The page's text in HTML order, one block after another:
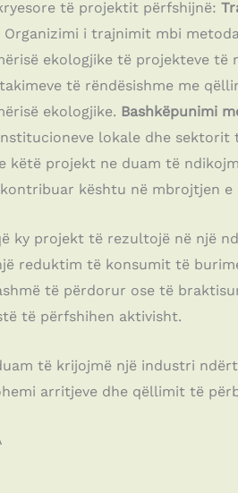
të projektit përfshijnë:
Organizimi i trajnimit mbi
ekologjike të projekteve
të rëndësishme me
ekologjike. Bashkëpunimi
lokale dhe
këtë projekt ne duam të
kështu në mbrojtjen
ky projekt të rezultojë në një
reduktim të konsumit të
të përdorur ose të
të përfshihen aktivisht.
të krijojmë një industri
arritjeve dhe qëllimit të